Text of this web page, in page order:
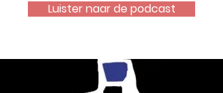
Luister naar de podcast